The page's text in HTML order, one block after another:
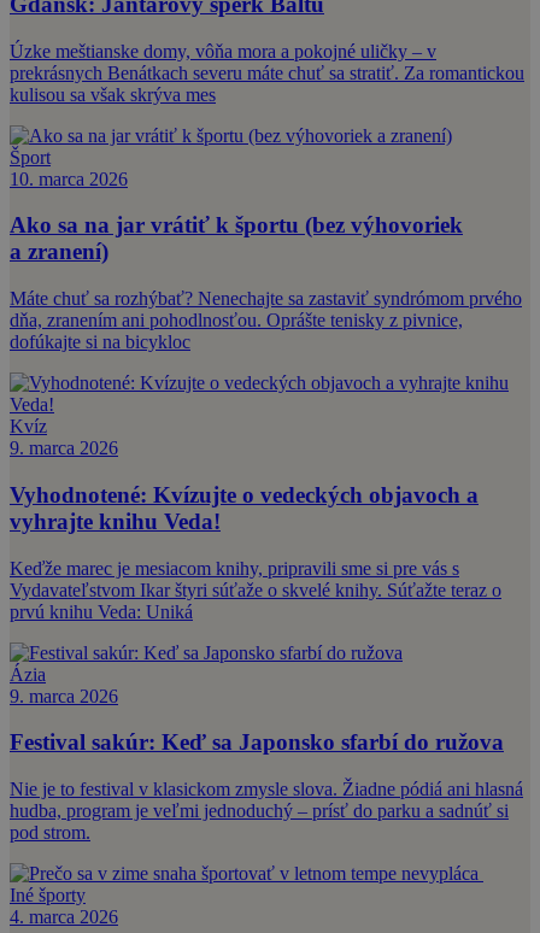
Úzke meštianske domy, vôňa mora a pokojné uličky – v
prekrásnych Benátkach severu máte chuť sa stratiť. Za romantickou
kulisou sa však skrýva mes
Šport
10. marca 2026
Ako sa na jar vrátiť k športu (bez výhovoriek
a zranení)
Máte chuť sa rozhýbať? Nenechajte sa zastaviť syndrómom prvého
dňa, zranením ani pohodlnosťou. Oprášte tenisky z pivnice,
dofúkajte si na bicykloc
Kvíz
9. marca 2026
Vyhodnotené: Kvízujte o vedeckých objavoch a
vyhrajte knihu Veda!
Keďže marec je mesiacom knihy, pripravili sme si pre vás s
Vydavateľstvom Ikar štyri súťaže o skvelé knihy. Súťažte teraz o
prvú knihu Veda: Uniká
Ázia
9. marca 2026
Festival sakúr: Keď sa Japonsko sfarbí do ružova
Nie je to festival v klasickom zmysle slova. Žiadne pódiá ani hlasná
hudba, program je veľmi jednoduchý – prísť do parku a sadnúť si
pod strom.
Iné športy
4. marca 2026